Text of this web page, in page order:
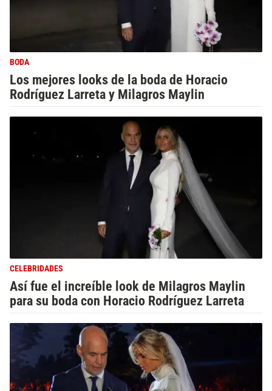
BODA
Los mejores looks de la boda de Horacio
Rodríguez Larreta y Milagros Maylin
CELEBRIDADES
Así fue el increíble look de Milagros Maylin
para su boda con Horacio Rodríguez Larreta